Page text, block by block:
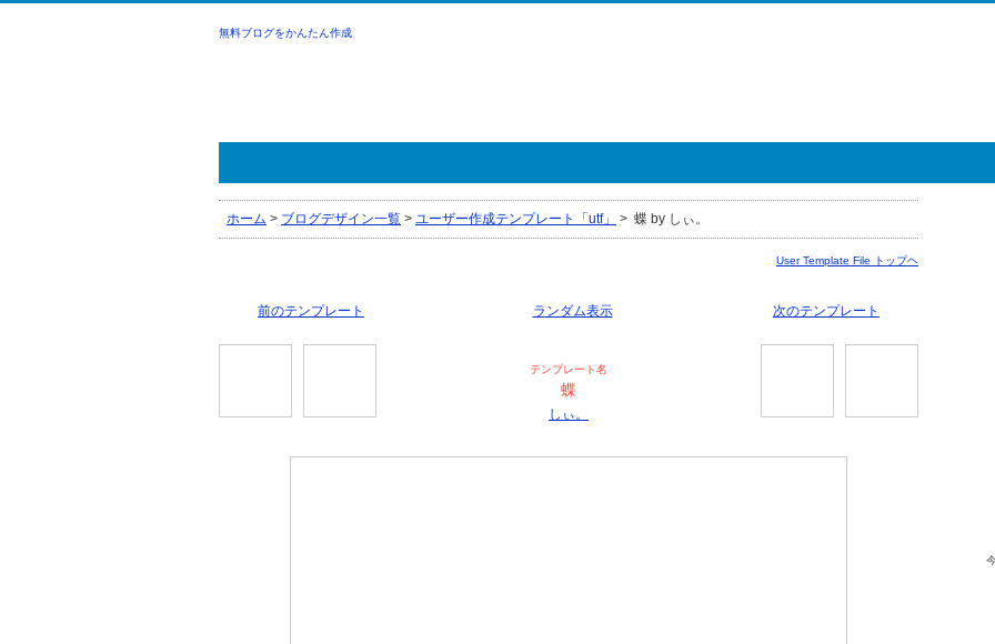
無料ブログをかんたん作成
ホーム > ブログデザイン一覧 > ユーザー作成テンプレート「utf」 > 蝶 by しぃ。
User Template File トップヘ
前のテンプレート 次のテンプレート
ランダム表示
テンプレート名
蝶
しぃ。